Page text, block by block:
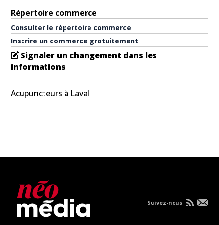
Répertoire commerce
Consulter le répertoire commerce
Inscrire un commerce gratuitement
Signaler un changement dans les
informations
Acupuncteurs à Laval
Suivez-nous